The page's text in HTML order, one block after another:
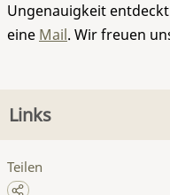
Ungenauigkeit
eine Mail. Wir freuen
Links
Teilen